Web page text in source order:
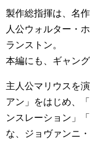
製作総指揮は、名
人公ウォルター・
ランストン。
本編にも、ギャン
主人公マリウスを
アン」をはじめ、
ンスレーション」
な、ジョヴァンニ・